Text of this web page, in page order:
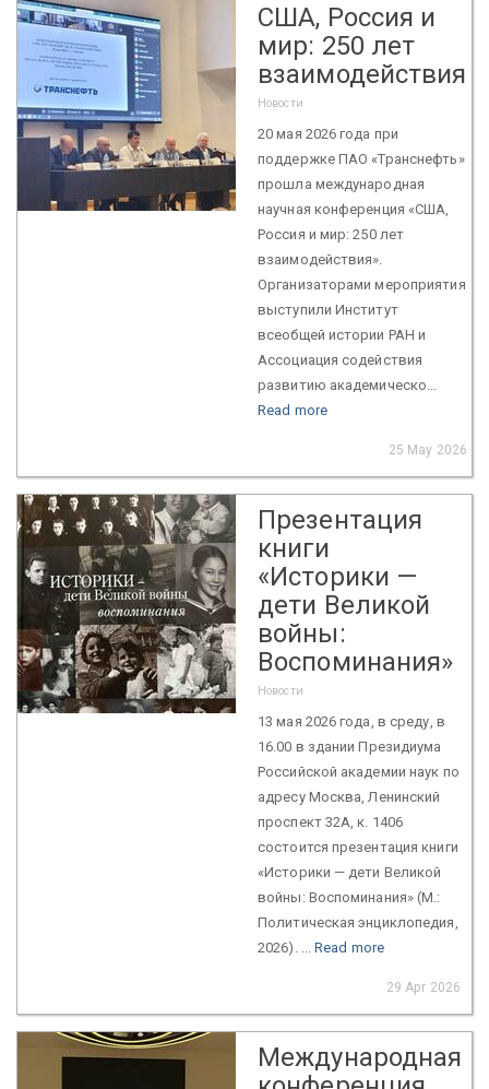
США, Россия и
мир: 250 лет
взаимодействия
Новости
20 мая 2026 года при
поддержке ПАО «Транснефть»
прошла международная
научная конференция «США,
Россия и мир: 250 лет
взаимодействия».
Организаторами мероприятия
выступили Институт
всеобщей истории РАН и
Ассоциация содействия
развитию академическо...
Read more
25 May 2026
Презентация
книги
«Историки —
дети Великой
войны:
Воспоминания»
Новости
13 мая 2026 года, в среду, в
16.00 в здании Президиума
Российской академии наук по
адресу Москва, Ленинский
проспект 32А, к. 1406
состоится презентация книги
«Историки — дети Великой
войны: Воспоминания» (М.:
Политическая энциклопедия,
2026). ...Read more
29 Apr 2026
Международная